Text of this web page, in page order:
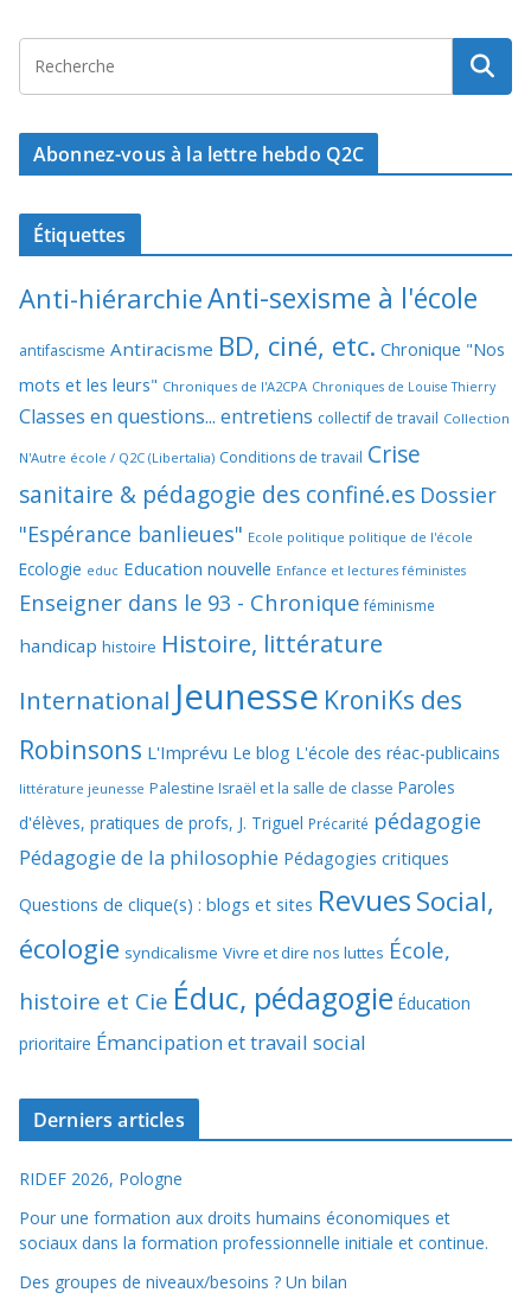
Abonnez-vous à la lettre hebdo Q2C
Étiquettes
Anti-hiérarchieAnti-sexisme à l'école
antifascisme Antiracisme BD, ciné, etc. Chronique "Nos
mots et les leurs" Chroniques de l'A2CPA Chroniques de Louise Thierry
Classes en questions... entretiens collectif de travail Collection
N'Autre école / Q2C (Libertalia) Conditions de travail Crise
sanitaire & pédagogie des confiné.es Dossier
"Espérance banlieues" Ecole politique politique de l'école
Ecologie educ Education nouvelle Enfance et lectures féministes
Enseigner dans le 93 - Chronique féminisme
handicap histoire Histoire, littérature
International Jeunesse KroniKs des
Robinsons L'Imprévu Le blog L'école des réac-publicains
littérature jeunesse Palestine Israël et la salle de classe Paroles
d'élèves, pratiques de profs, J. Triguel Précarité pédagogie
Pédagogie de la philosophie Pédagogies critiques
Questions de clique(s) : blogs et sites RevuesSocial,
écologie syndicalisme Vivre et dire nos luttes École,
histoire et Cie Éduc, pédagogie Éducation
prioritaire Émancipation et travail social
Derniers articles
RIDEF 2026, Pologne
Pour une formation aux droits humains économiques et
sociaux dans la formation professionnelle initiale et continue.
Des groupes de niveaux/besoins ? Un bilan